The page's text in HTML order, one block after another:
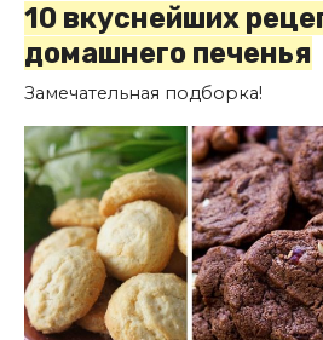
10 вкуснейших
домашнего печенья
Замечательная подборка!